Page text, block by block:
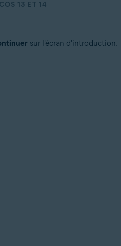
13 ET 14
sur l'écran d'introduction.